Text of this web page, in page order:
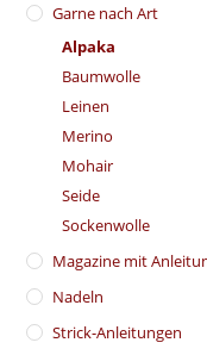
Garne nach Art
Alpaka
Baumwolle
Leinen
Merino
Mohair
Seide
Sockenwolle
Magazine mit
Nadeln
Strick-Anleitungen